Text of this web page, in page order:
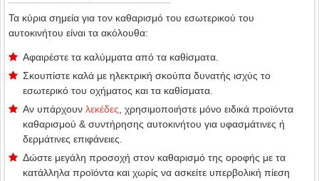
Τα κύρια σημεία για τον καθαρισμό του εσωτερικού του
αυτοκινήτου είναι τα ακόλουθα:
Αφαιρέστε τα καλύμματα από τα καθίσματα.
Σκουπίστε καλά με ηλεκτρική σκούπα δυνατής ισχύς το
εσωτερικό του οχήματος και τα καθίσματα.
Αν υπάρχουν λεκέδες , χρησιμοποιήστε μόνο ειδικά προϊόντα
καθαρισμού & συντήρησης αυτοκινήτου για υφασμάτινες ή
δερμάτινες επιφάνειες.
Δώστε μεγάλη προσοχή στον καθαρισμό της οροφής με τα
κατάλληλα προϊόντα και χωρίς να ασκείτε υπερβολική πίεση